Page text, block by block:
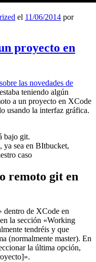
el 11/06/2014 por
proyecto en
las novedades de
teniendo algún
a un proyecto en XCode
usando la interfaz gráfica.
bajo git.
sea en BItbucket,
caso
remoto git en
dentro de XCode en
la sección «Working
tendréis y que
(normalmente master). En
la última opción,